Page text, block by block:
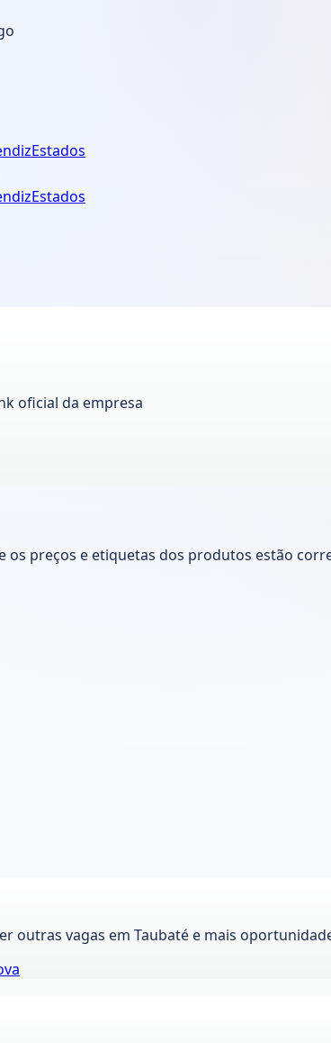
Estados
Estados
oficial da empresa
os preços e etiquetas dos produtos estão
outras vagas em Taubatée mais